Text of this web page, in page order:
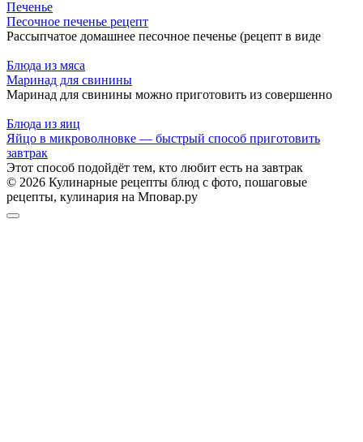
Печенье
Песочное печенье рецепт
Рассыпчатое домашнее песочное печенье (рецепт в виде
Блюда из мяса
Маринад для свинины
Маринад для свинины можно приготовить из совершенно
Блюда из яиц
Яйцо в микроволновке — быстрый способ приготовить
завтрак
Этот способ подойдёт тем, кто любит есть на завтрак
© 2026 Кулинарные рецепты блюд с фото, пошаговые
рецепты, кулинария на Мповар.ру